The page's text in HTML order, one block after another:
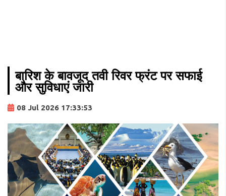
बारिश के बावजूद तवी रिवर फ्रंट पर सफाई
और सुविधाएं जारी
08 Jul 2026 17:33:53